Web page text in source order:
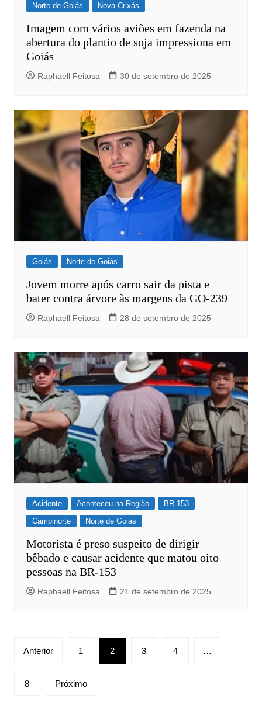
Norte de Goiás Nova Crixás
Imagem com vários aviões em fazenda na
abertura do plantio de soja impressiona em
Goiás
Raphaell Feitosa 30 de setembro de 2025
Goiás Norte de Goiás
Jovem morre após carro sair da pista e
bater contra árvore às margens da GO-239
Raphaell Feitosa 28 de setembro de 2025
Acidente Aconteceu na Região
BR-153
Campinorte
Norte de Goiás
Motorista é preso suspeito de dirigir
bêbado e causar acidente que matou oito
pessoas na BR-153
Raphaell Feitosa 21 de setembro de 2025
Paginação
posts
Anterior 1 2 3 4 …
8 Próximo